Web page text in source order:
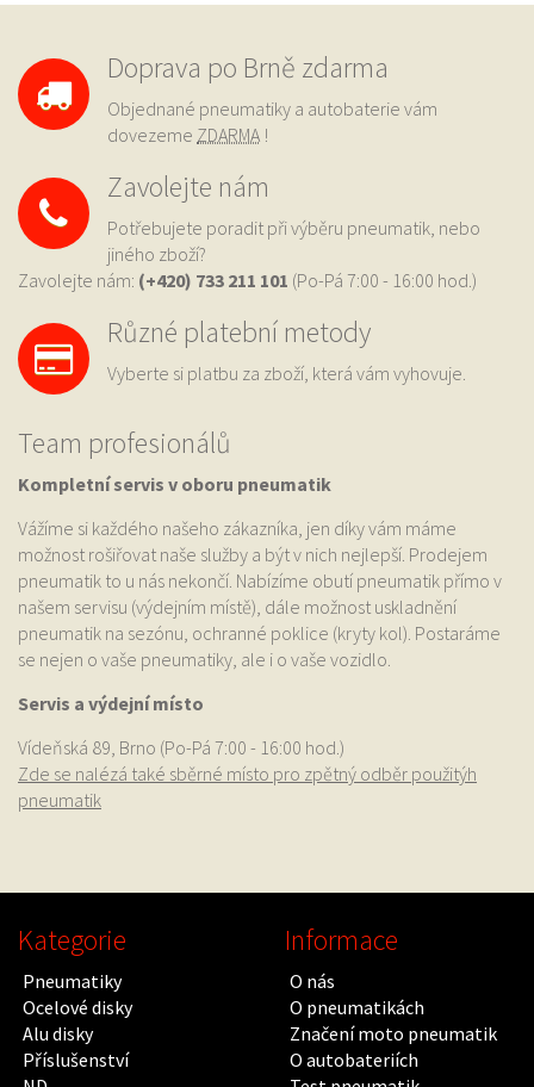
Doprava po Brně zdarma
Objednané pneumatiky a autobaterie vám
dovezeme ZDARMA !
Zavolejte nám
Potřebujete poradit při výběru pneumatik, nebo
jiného zboží?
Zavolejte nám: (+420) 733 211 101 (Po-Pá 7:00 - 16:00 hod.)
Různé platební metody
Vyberte si platbu za zboží, která vám vyhovuje.
Team profesionálů
Kompletní servis v oboru pneumatik
Vážíme si každého našeho zákazníka, jen díky vám máme
možnost rošiřovat naše služby a být v nich nejlepší. Prodejem
pneumatik to u nás nekončí. Nabízíme obutí pneumatik přímo v
našem servisu (výdejním místě), dále možnost uskladnění
pneumatik na sezónu, ochranné poklice (kryty kol). Postaráme
se nejen o vaše pneumatiky, ale i o vaše vozidlo.
Servis a výdejní místo
Vídeňská 89, Brno (Po-Pá 7:00 - 16:00 hod.)
Zde se nalézá také sběrné místo pro zpětný odběr použitýh
pneumatik
Kategorie
Pneumatiky
Ocelové disky
Alu disky
Příslušenství
Informace
O nás
O pneumatikách
Značení moto pneumatik
O autobateriích